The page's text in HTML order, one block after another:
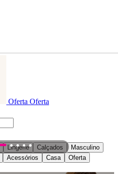
Oferta Oferta
Lingerie Calçados
Masculino
Acessórios Casa Oferta
2 3 4 5